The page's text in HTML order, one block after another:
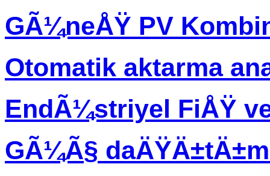
GÃ¼neÅŸ PV
Otomatik aktarma
EndÃ¼striyel FiÅŸ
GÃ¼Ã§